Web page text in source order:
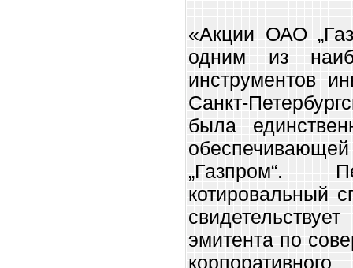
«Акции ОАО
одним из
инструментов
Санкт-
была
„Газпром“.
котировальный
эмитента по